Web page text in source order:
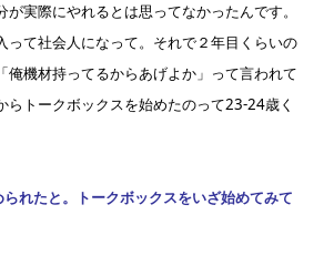
実際にやれるとは思ってなかったんです。
って社会人になって。それで２年目くらいの
俺機材持ってるからあげよか」って言われて
らトークボックスを始めたのって23-24歳く
れたと。トークボックスをいざ始めてみて